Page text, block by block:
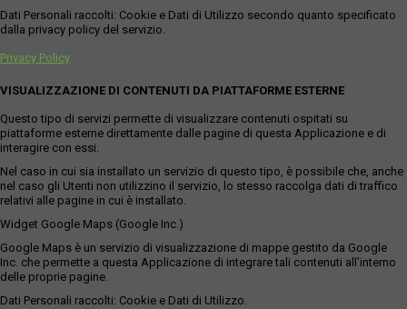
Dati Personali raccolti: Cookie e Dati di Utilizzo secondo quanto specificato
dalla privacy policy del servizio.
Privacy Policy
VISUALIZZAZIONE DI CONTENUTI DA PIATTAFORME ESTERNE
Questo tipo di servizi permette di visualizzare contenuti ospitati su
piattaforme esterne direttamente dalle pagine di questa Applicazione e di
interagire con essi.
Nel caso in cui sia installato un servizio di questo tipo, è possibile che, anche
nel caso gli Utenti non utilizzino il servizio, lo stesso raccolga dati di traffico
relativi alle pagine in cui è installato.
Widget Google Maps (Google Inc.)
Google Maps è un servizio di visualizzazione di mappe gestito da Google
Inc. che permette a questa Applicazione di integrare tali contenuti all'interno
delle proprie pagine.
Dati Personali raccolti: Cookie e Dati di Utilizzo.